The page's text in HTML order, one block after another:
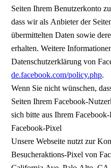
Seiten Ihrem Benutzerkonto
dass wir als Anbieter der
übermittelten Daten sowie
erhalten. Weitere
Datenschutzerklärung von
de.facebook.com/policy.php.
Wenn Sie nicht wünschen,
Seiten Ihrem Facebook-
sich bitte aus Ihrem
Facebook-Pixel
Unsere Webseite nutzt zur
Besucheraktions-Pixel von